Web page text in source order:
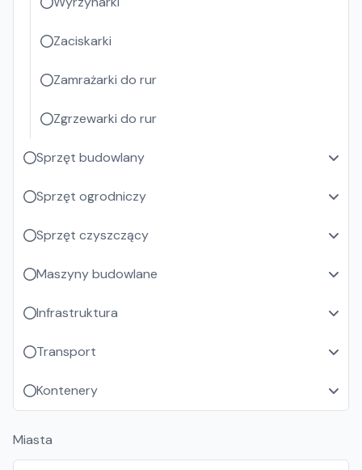
Zaciskarki
Zamrażarki do rur
Zgrzewarki do rur
Sprzęt budowlany
Sprzęt ogrodniczy
Sprzęt czyszczący
Maszyny budowlane
Infrastruktura
Transport
Kontenery
Miasta